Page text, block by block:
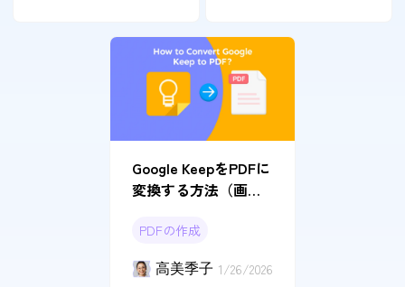
Google KeepをPDFに
変換する方法（画像
PDFの作成
高美季子 1/26/2026